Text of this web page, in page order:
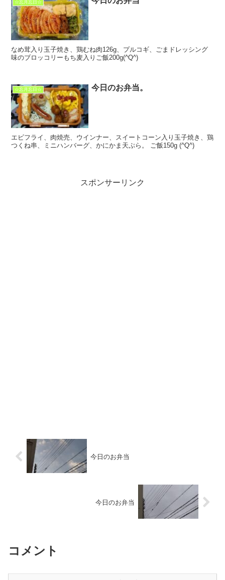
☆忘月忘日☆
なめ茸入り玉子焼き、鶏むね肉126g、プルコギ、ごまドレッシング
味のブロッコリーもち麦入りご飯200g(^Q^)
☆忘月忘日☆ 今日のお弁当。
エビフライ、肉焼売、ウインナー、スイートコーン入り玉子焼き、鶏
つくね串、ミニハンバーグ、かにかま天ぷら。 ご飯150g (^Q^)
スポンサーリンク
今日のお弁当
今日のお弁当
コメント